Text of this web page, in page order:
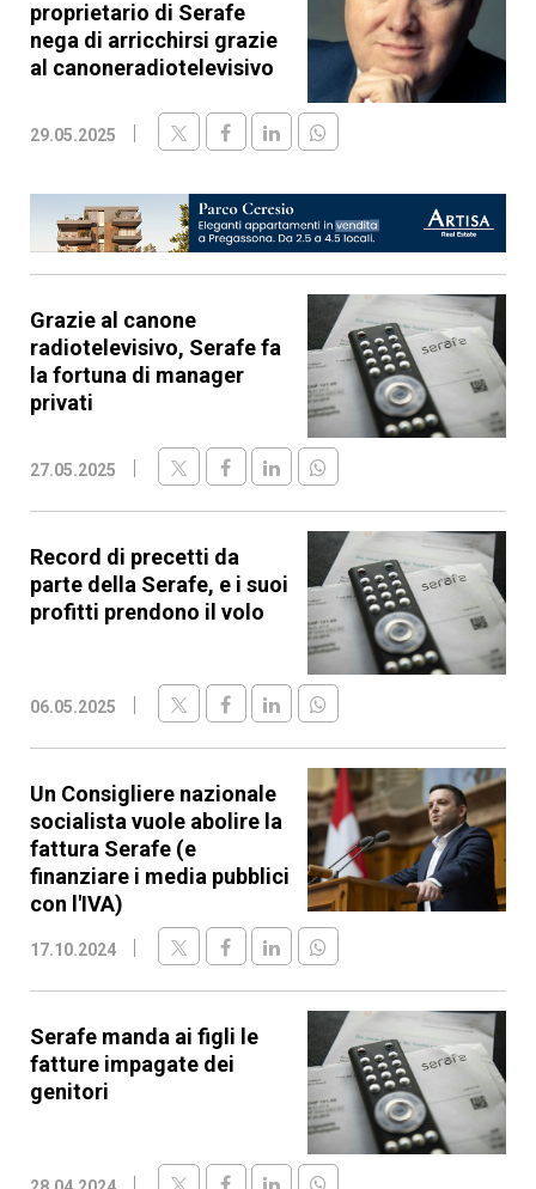
proprietario di Serafe
nega di arricchirsi grazie
al canoneradiotelevisivo
29.05.2025
Grazie al canone
radiotelevisivo, Serafe fa
la fortuna di manager
privati
27.05.2025
Record di precetti da
parte della Serafe, e i suoi
profitti prendono il volo
06.05.2025
Un Consigliere nazionale
socialista vuole abolire la
fattura Serafe (e
finanziare i media pubblici
con l'IVA)
17.10.2024
Serafe manda ai figli le
fatture impagate dei
genitori